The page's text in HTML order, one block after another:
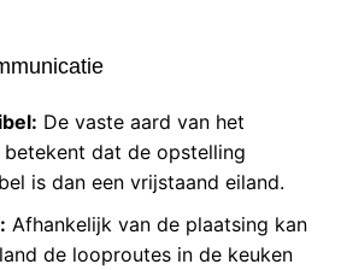
De vaste aard van het
betekent dat de opstelling
is dan een vrijstaand eiland.
Afhankelijk van de plaatsing kan
de looproutes in de keuken